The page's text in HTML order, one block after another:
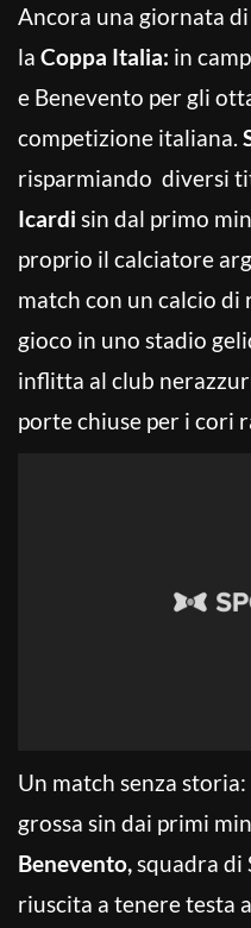
Ancora una giornata
la Coppa Italia: in
e Benevento per gli
competizione italiana.
risparmiando diversi
Icardi sin dal primo
proprio il calciatore
match con un calcio
gioco in uno stadio
inflitta al club
porte chiuse per i cori
Un match senza
grossa sin dai primi
Benevento,squadra di
riuscita a tenere testa